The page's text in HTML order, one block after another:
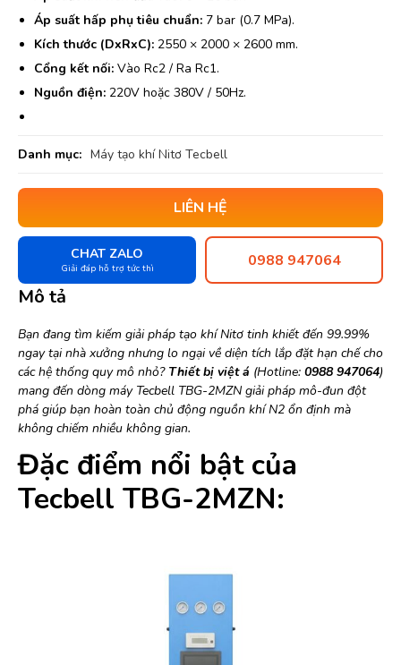
Áp suất hấp phụ tiêu chuẩn: 7 bar (0.7 MPa).
Kích thước (DxRxC): 2550 × 2000 × 2600 mm.
Cổng kết nối: Vào Rc2 / Ra Rc1.
Nguồn điện: 220V hoặc 380V / 50Hz.
Danh mục: Máy tạo khí Nitơ Tecbell
LIÊN HỆ
CHAT ZALO
Giải đáp hỗ trợ tức thì 0988 947064
Mô tả
Bạn đang tìm kiếm giải pháp tạo khí Nitơ tinh khiết đến 99.99%
ngay tại nhà xưởng nhưng lo ngại về diện tích lắp đặt hạn chế cho
các hệ thống quy mô nhỏ? Thiết bị việt á (Hotline: 0988 947064)
mang đến dòng máy Tecbell TBG-2MZN giải pháp mô-đun đột
phá giúp bạn hoàn toàn chủ động nguồn khí N2 ổn định mà
không chiếm nhiều không gian.
Đặc điểm nổi bật của
Tecbell TBG-2MZN: